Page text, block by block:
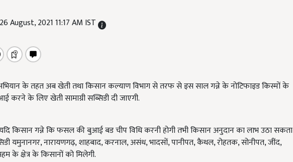
August, 2021 11:17 AM IST
अभियान के तहत अब खेती तथा किसान कल्याण विभाग से तरफ से इस साल गन्ने के नोटिफाइड किस्मों के
के लिए खेती सामाग्री सब्सिडी दी जाएगी.
किसान गन्ने कि फसल की बुआई बड चीप विधि करनी होगी तभी किसान अनुदान का लाभ उठा सकता
यमुनानगर, नारायणगढ़, शाहबाद, करनाल, असंध, भादसों, पानीपत, कैथल, रोहतक, सोनीपत, जींद,
के क्षेत्र के किसानों को मिलेगी.